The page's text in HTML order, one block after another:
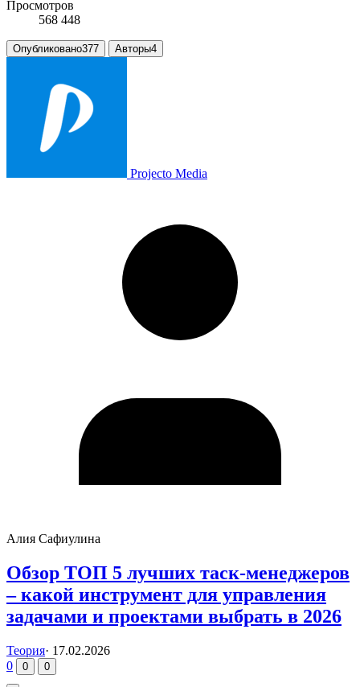
Просмотров
568 448
Опубликовано377 Авторы4
Projecto Media
Алия Сафиулина
Обзор ТОП 5 лучших таск-менеджеров
– какой инструмент для управления
задачами и проектами выбрать в 2026
Теория· 17.02.2026
0
0 0